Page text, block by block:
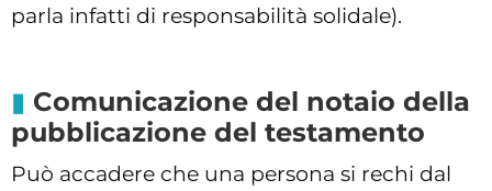
parla infatti di responsabilità solidale).
Comunicazione del notaio della
pubblicazione del testamento
Può accadere che una persona si rechi dal